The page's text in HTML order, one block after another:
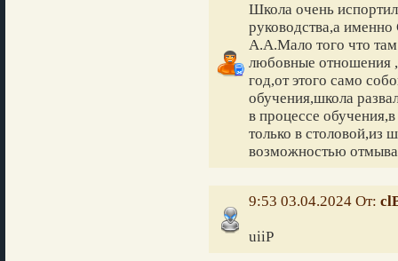
Школа очень
руководства,а
А.А.Мало того что
любовные отношения
год,от этого само
обучения,школа
в процессе
только в столовой,из
возможностью
9:53 03.04.2024 От:
uiiP